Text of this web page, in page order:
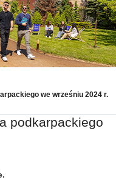
we wrześniu 2024 r.
podkarpackiego